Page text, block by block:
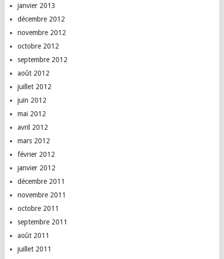
janvier 2013
décembre 2012
novembre 2012
octobre 2012
septembre 2012
août 2012
juillet 2012
juin 2012
mai 2012
avril 2012
mars 2012
février 2012
janvier 2012
décembre 2011
novembre 2011
octobre 2011
septembre 2011
août 2011
juillet 2011